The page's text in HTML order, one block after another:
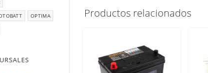
Productos relacionados
OPTIMA